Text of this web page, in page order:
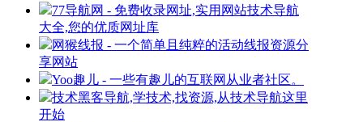
77导航网 - 免费收录网址,实用网站技术导航
大全,您的优质网址库
网猴线报 - 一个简单且纯粹的活动线报资源分
享网站
Yoo趣儿 - 一些有趣儿的互联网从业者社区。
技术黑客导航,学技术,找资源,从技术导航这里
开始